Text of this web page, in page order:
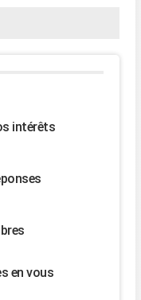
intérêts
en vous